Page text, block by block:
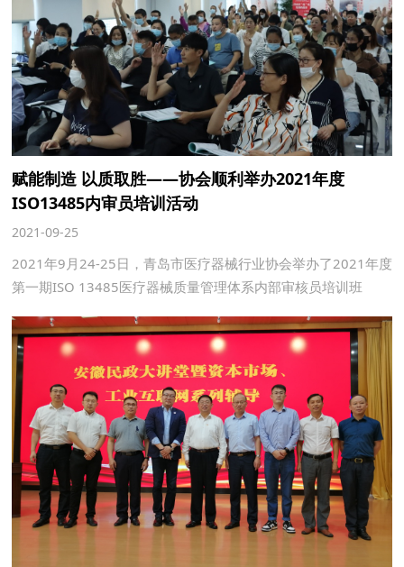
赋能制造 以质取胜——协会顺利举办2021年度
ISO13485内审员培训活动
2021-09-25
2021年9月24-25日，青岛市医疗器械行业协会举办了2021年度
第一期ISO 13485医疗器械质量管理体系内部审核员培训班